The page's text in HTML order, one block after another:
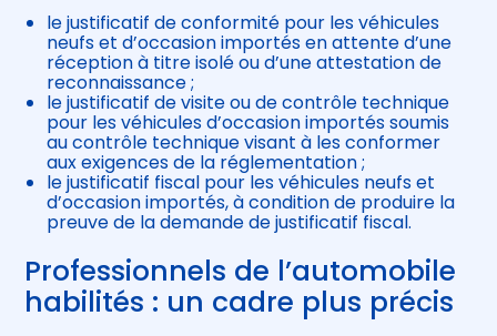
le justificatif de conformité pour les véhicules
neufs et d’occasion importés en attente d’une
réception à titre isolé ou d’une attestation de
reconnaissance ;
le justificatif de visite ou de contrôle technique
pour les véhicules d’occasion importés soumis
au contrôle technique visant à les conformer
aux exigences de la réglementation ;
le justificatif fiscal pour les véhicules neufs et
d’occasion importés, à condition de produire la
preuve de la demande de justificatif fiscal.
Professionnels de l’automobile
habilités : un cadre plus précis